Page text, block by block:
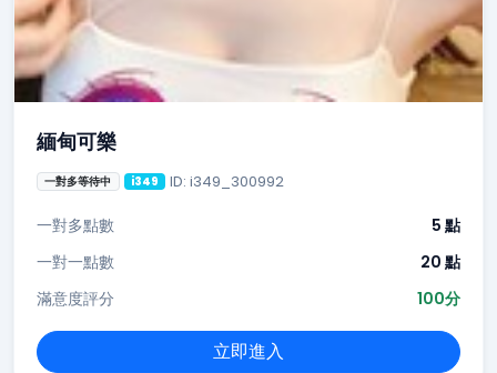
緬甸可樂
一對多等待中 i349 ID: i349_300992
一對多點數
5 點
一對一點數
20 點
滿意度評分
100分
立即進入